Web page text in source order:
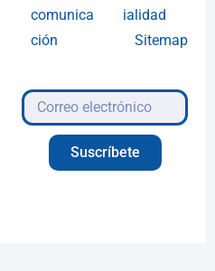
comunica
ción
ialidad
Sitemap
Suscríbete